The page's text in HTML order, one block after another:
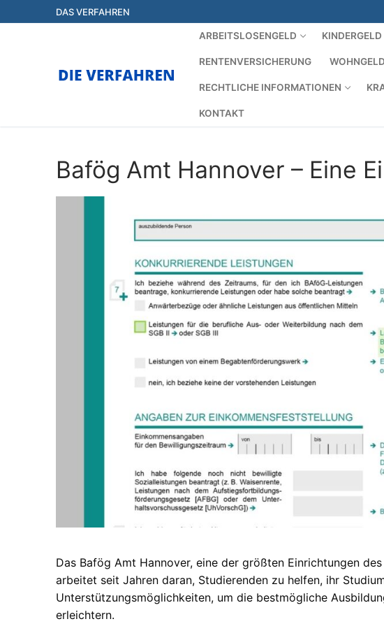
Inhalt
DAS VERFAHREN
ARBEITSLOSENGELD KINDERGELD
RENTENVERSICHERUNG
RECHTLICHE INFORMATIONEN
KONTAKT
Bafög Amt Hannover – Eine
Das Bafög Amt Hannover, eine der größten Einrichtungen
arbeitet seit Jahren daran, Studierenden zu helfen, ihr
Unterstützungsmöglichkeiten, um die bestmögliche
erleichtern.